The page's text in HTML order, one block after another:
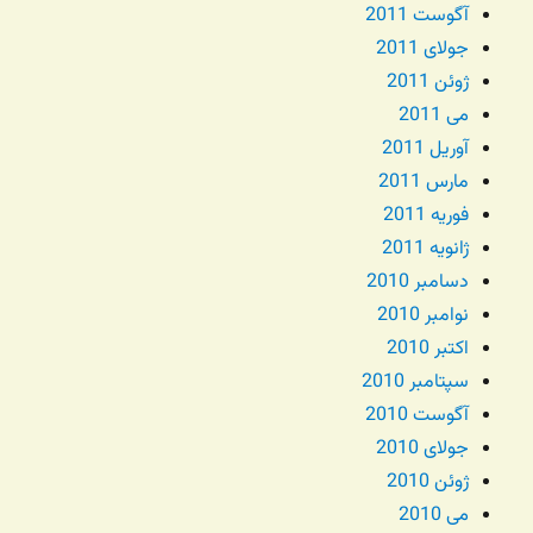
آگوست 2011
جولای 2011
ژوئن 2011
می 2011
آوریل 2011
مارس 2011
فوریه 2011
ژانویه 2011
دسامبر 2010
نوامبر 2010
اکتبر 2010
سپتامبر 2010
آگوست 2010
جولای 2010
ژوئن 2010
می 2010